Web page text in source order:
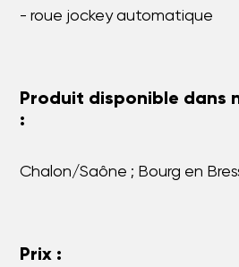
- roue jockey automatique
Produit disponible dans
:
Chalon/Saône ; Bourg en
Prix :